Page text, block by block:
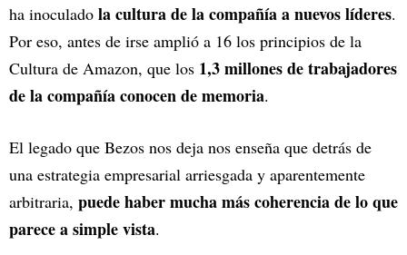
ha inoculado la cultura de la compañía a nuevos líderes.
Por eso, antes de irse amplió a 16 los principios de la
Cultura de Amazon, que los 1,3 millones de trabajadores
de la compañía conocen de memoria.
El legado que Bezos nos deja nos enseña que detrás de
una estrategia empresarial arriesgada y aparentemente
arbitraria, puede haber mucha más coherencia de lo que
parece a simple vista.